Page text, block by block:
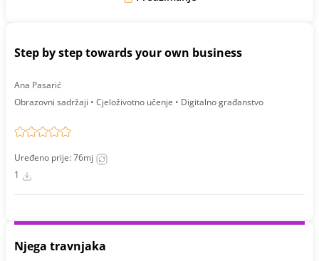
Step by step towards your own business
Ana Pasarić
Obrazovni sadržaji • Cjeloživotno učenje • Digitalno građanstvo
Uređeno prije: 76mj
1
Njega travnjaka